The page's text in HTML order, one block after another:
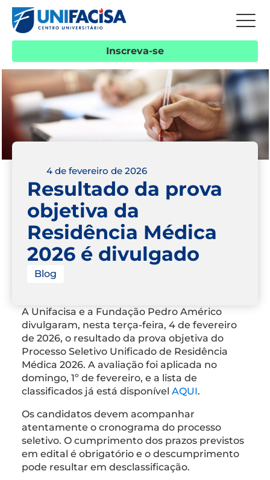
Inscreva-se
4 de fevereiro de 2026
Resultado da prova
objetiva da
Residência Médica
2026 é divulgado
Blog
A Unifacisa e a Fundação Pedro Américo
divulgaram, nesta terça-feira, 4 de fevereiro
de 2026, o resultado da prova objetiva do
Processo Seletivo Unificado de Residência
Médica 2026. A avaliação foi aplicada no
domingo, 1º de fevereiro, e a lista de
classificados já está disponível AQUI.
Os candidatos devem acompanhar
atentamente o cronograma do processo
seletivo. O cumprimento dos prazos previstos
em edital é obrigatório e o descumprimento
pode resultar em desclassificação.